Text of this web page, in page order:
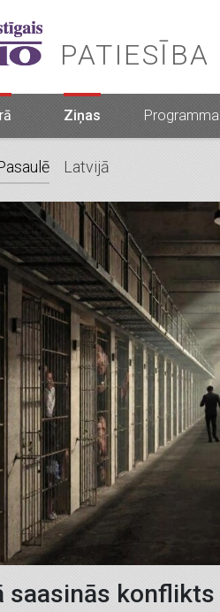
Ziņas Programma
Latvijā
saasinās